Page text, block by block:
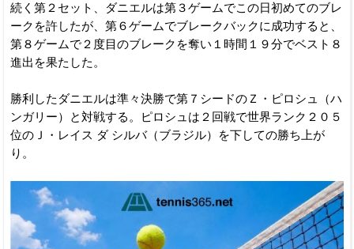
続く第２セット、ダニエルは第３ゲームでこの日初めてのブレ
ークを許したが、第６ゲームでブレークバックに成功すると、
第８ゲームで２度目のブレークを奪い１時間１９分でベスト８
進出を果たした。
勝利したダニエルは準々決勝で第７シードのＺ・ピロシュ（ハ
ンガリー）と対戦する。ピロシュは２回戦で世界ランク２０５
位のＪ・レイス ダ シルバ（ブラジル）を下しての勝ち上が
り。